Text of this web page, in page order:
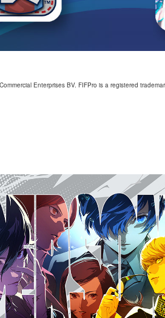
Enterprises BV. FIFPro is a registered